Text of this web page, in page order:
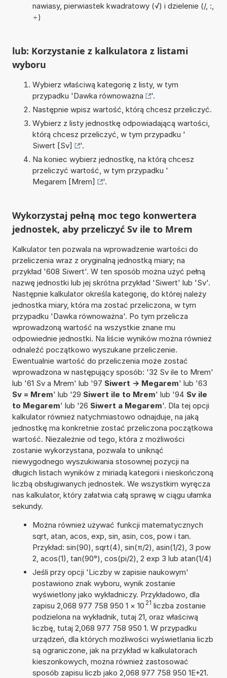
nawiasy, pierwiastek kwadratowy (√) i dzielenie (/, :,
÷)
lub: Korzystanie z kalkulatora z listami
wyboru
Wybierz właściwą kategorię z listy, w tym
przypadku 'Dawka równoważna
'.
Następnie wpisz wartość, którą chcesz przeliczyć.
Wybierz z listy jednostkę odpowiadającą wartości,
którą chcesz przeliczyć, w tym przypadku '
Siwert [Sv]
'.
Na koniec wybierz jednostkę, na którą chcesz
przeliczyć wartość, w tym przypadku '
Megarem [Mrem]
'.
Wykorzystaj pełną moc tego konwertera
jednostek, aby przeliczyć Sv ile to Mrem
Kalkulator ten pozwala na wprowadzenie wartości do
przeliczenia wraz z oryginalną jednostką miary; na
przykład '608 Siwert'. W ten sposób można użyć pełną
nazwę jednostki lub jej skrótna przykład 'Siwert' lub 'Sv'.
Następnie kalkulator określa kategorię, do której należy
jednostka miary, która ma zostać przeliczona, w tym
przypadku 'Dawka równoważna'. Po tym przelicza
wprowadzoną wartość na wszystkie znane mu
odpowiednie jednostki. Na liście wyników można również
odnaleźć początkowo wyszukane przeliczenie.
Ewentualnie wartość do przeliczenia może zostać
wprowadzona w następujący sposób: '32 Sv ile to Mrem'
lub '61 Sv a Mrem' lub '97 Siwert -> Megarem' lub '63
Sv = Mrem' lub '29 Siwert ile to Mrem' lub '94 Sv ile
to Megarem' lub '26 Siwert a Megarem'. Dla tej opcji
kalkulator również natychmiastowo odnajduje, na jaką
jednostkę ma konkretnie zostać przeliczona początkowa
wartość. Niezależnie od tego, która z możliwości
zostanie wykorzystana, pozwala to uniknąć
niewygodnego wyszukiwania stosownej pozycji na
długich listach wyników z miriadą kategorii i nieskończoną
liczbą obsługiwanych jednostek. We wszystkim wyręcza
nas kalkulator, który załatwia całą sprawę w ciągu ułamka
sekundy.
Można również używać funkcji matematycznych
sqrt, atan, acos, exp, sin, asin, cos, pow i tan.
Przykład: sin(90), sqrt(4), sin(π/2), asin(1/2), 3 pow
2, acos(1), tan(90°), cos(pi/2), 2 exp 3 lub atan(1/4)
Jeśli przy opcji 'Liczby w zapisie naukowym'
postawiono znak wyboru, wynik zostanie
wyświetlony jako wykładniczy. Przykładowo, dla
zapisu 2,068 977 758 950 1 × 10 21 liczba zostanie
podzielona na wykładnik, tutaj 21, oraz właściwą
liczbę, tutaj 2,068 977 758 950 1. W przypadku
urządzeń, dla których możliwości wyświetlania liczb
są ograniczone, jak na przykład w kalkulatorach
kieszonkowych, można również zastosować
sposób zapisu liczb jako 2,068 977 758 950 1E+21.